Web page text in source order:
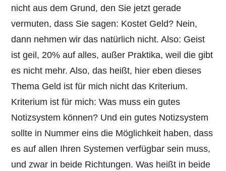
nicht aus dem Grund, den Sie jetzt gerade
vermuten, dass Sie sagen: Kostet Geld? Nein,
dann nehmen wir das natürlich nicht. Also: Geist
ist geil, 20% auf alles, außer Praktika, weil die gibt
es nicht mehr. Also, das heißt, hier eben dieses
Thema Geld ist für mich nicht das Kriterium.
Kriterium ist für mich: Was muss ein gutes
Notizsystem können? Und ein gutes Notizsystem
sollte in Nummer eins die Möglichkeit haben, dass
es auf allen Ihren Systemen verfügbar sein muss,
und zwar in beide Richtungen. Was heißt in beide